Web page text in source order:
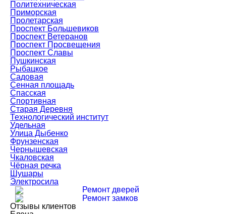
Политехническая
Приморская
Пролетарская
Проспект Большевиков
Проспект Ветеранов
Проспект Просвещения
Проспект Славы
Пушкинская
Рыбацкое
Садовая
Сенная площадь
Спасская
Спортивная
Старая Деревня
Технологический институт
Удельная
Улица Дыбенко
Фрунзенская
Чернышевская
Чкаловская
Чёрная речка
Шушары
Электросила
Ремонт дверей
Ремонт замков
Отзывы клиентов